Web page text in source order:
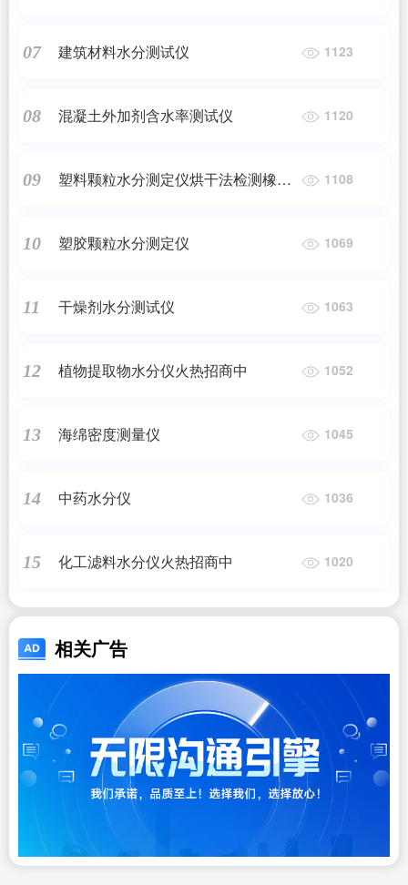
07 建筑材料水分测试仪 1123
08 混凝土外加剂含水率测试仪 1120
09
塑料颗粒水分测定仪烘干法检测橡胶
1108
10 塑胶颗粒水分测定仪 1069
11 干燥剂水分测试仪 1063
12 植物提取物水分仪火热招商中 1052
13 海绵密度测量仪 1045
14 中药水分仪 1036
15 化工滤料水分仪火热招商中 1020
相关广告